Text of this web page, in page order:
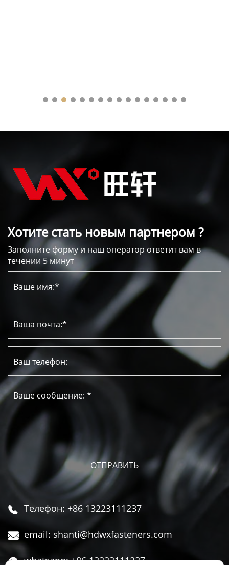
Хотите стать новым партнером ?
Заполните форму и наш оператор ответит вам в
течении 5 минут
 Телефон: +86 13223111237
 email: shanti@hdwxfasteners.com
 whatsapp: +86 13223111237